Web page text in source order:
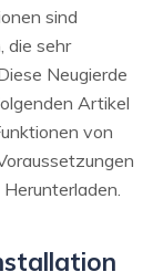
sind
die sehr
Neugierde
Artikel
von